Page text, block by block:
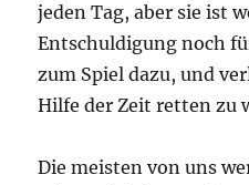
jeden Tag, aber sie ist
Entschuldigung noch
zum Spiel dazu, und
Hilfe der Zeit retten zu
Die meisten von uns